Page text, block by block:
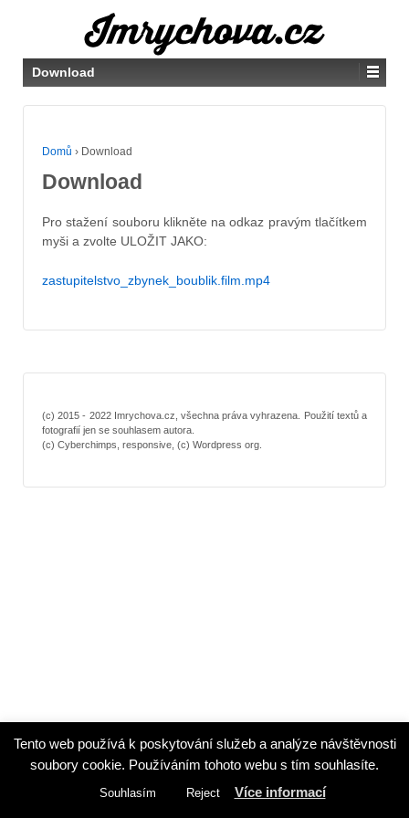
Download
Domů › Download
Download
Pro stažení souboru klikněte na odkaz pravým tlačítkem
myši a zvolte ULOŽIT JAKO:
zastupitelstvo_zbynek_boublik.film.mp4
(c) 2015 - 2022 Imrychova.cz, všechna práva vyhrazena. Použití textů a
fotografií jen se souhlasem autora.
(c) Cyberchimps, responsive, (c) Wordpress org.
Tento web používá k poskytování služeb a analýze návštěvnosti
soubory cookie. Používáním tohoto webu s tím souhlasíte.
Souhlasím Reject Více informací